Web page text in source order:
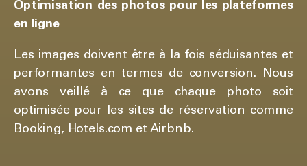
Optimisation des photos pour les plateformes
en ligne
Les images doivent être à la fois séduisantes et
performantes en termes de conversion. Nous
avons veillé à ce que chaque photo soit
optimisée pour les sites de réservation comme
Booking, Hotels.com et Airbnb.